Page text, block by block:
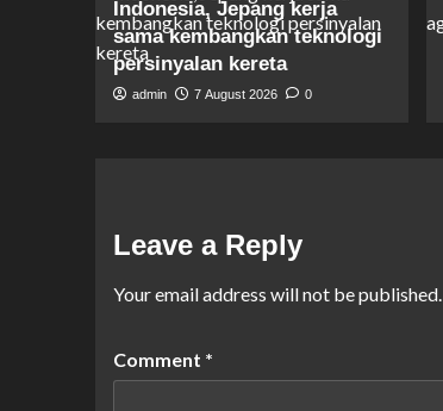
Indonesia, Jepang kerja
sama kembangkan teknologi
persinyalan kereta
admin 7 August 2026 0
Leave a Reply
Your email address will not be published.
Comment *